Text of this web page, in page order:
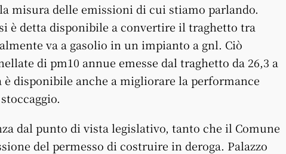
misura delle emissioni di cui stiamo parlando.
è detta disponibile a convertire il traghetto tra
va a gasolio in un impianto a gnl. Ciò
di pm10 annue emesse dal traghetto da 26,3 a
è disponibile anche a migliorare la performance
dal punto di vista legislativo, tanto che il Comune
del permesso di costruire in deroga. Palazzo